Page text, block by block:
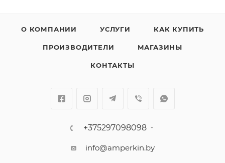
О КОМПАНИИ УСЛУГИ КАК КУПИТЬ
ПРОИЗВОДИТЕЛИ МАГАЗИНЫ
КОНТАКТЫ
+375297098098
info@amperkin.by